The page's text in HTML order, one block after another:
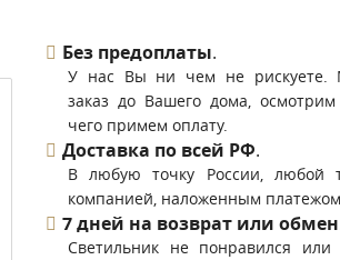
Без предоплаты.
У нас Вы ни чем не рискуете.
заказ до Вашего дома,
чего примем оплату.
Доставка по всей РФ.
В любую точку России, любой
компанией, наложенным
7 дней на возврат или обмен
Светильник не понравился